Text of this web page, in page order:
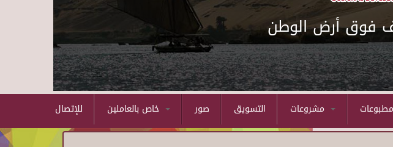
فوق أرض الوطن
للإتصال صور التسويق